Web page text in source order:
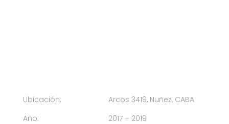
Ubicación: Arcos 3419, Nuñez, CABA
Año: 2017 – 2019